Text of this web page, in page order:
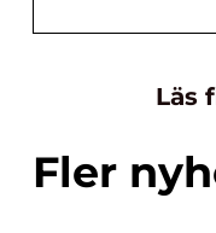
Läs
Fler